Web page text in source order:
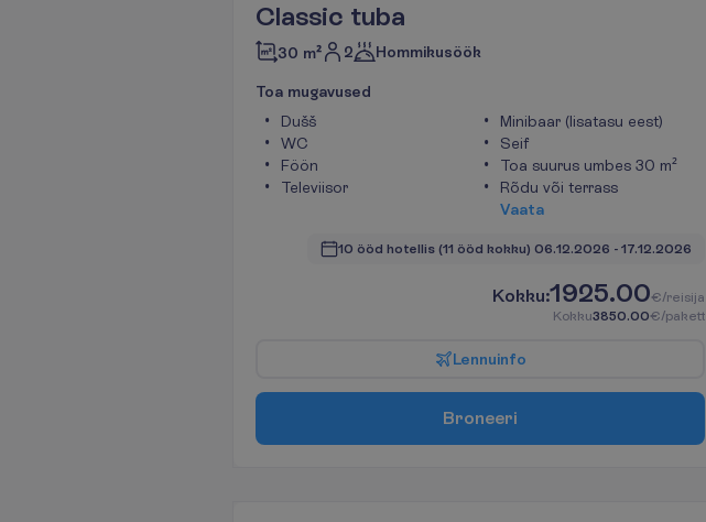
Classic tuba
30 m² 2 Hommikusöök
Toa mugavused
Dušš
WC
Föön
Televiisor
Minibaar (lisatasu eest)
Seif
Toa suurus umbes 30 m²
Rõdu või terrass
Vaata
10 ööd hotellis (11 ööd kokku) 06.12.2026 - 17.12.2026
Kokku:1925.00€/reisija
Kokku3850.00€/pakett
Lennuinfo
Broneeri